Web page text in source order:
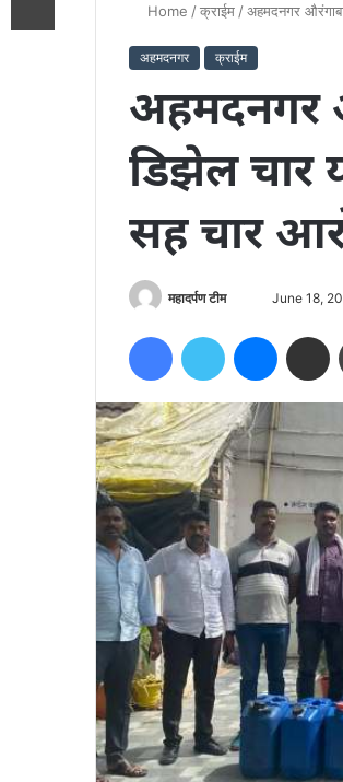
Home /क्राईम /अहमदनगर
अहमदनगर क्राईम
अहमदनगर
डिझेल चार
सह चार
महादर्पण टीम
email
June 18,
FacebookTwitter